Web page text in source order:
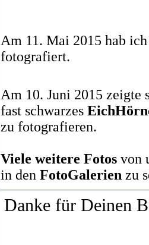
Am 11. Mai 2015 hab
fotografiert.
Am 10. Juni 2015 zeigte
fast schwarzes
zu fotografieren.
Viele weitere Fotos von
in den FotoGalerien zu
Danke für Deinen